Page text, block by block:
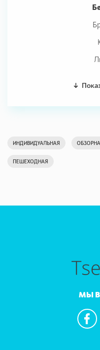
ИНДИВИДУАЛЬНАЯ
ПЕШЕХОДНАЯ
МЫ В